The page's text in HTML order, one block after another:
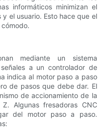
informáticos minimizan el
el usuario. Esto hace que el
mediante un sistema
a un controlador de
indica al motor paso a paso
de pasos que debe dar. El
de accionamiento de la
Algunas fresadoras CNC
del motor paso a paso.